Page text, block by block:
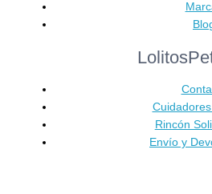
Rincón
Envío y